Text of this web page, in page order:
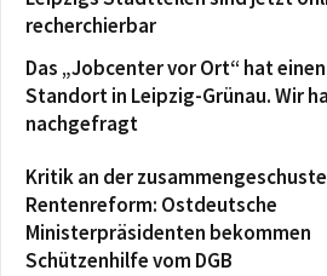
recherchierbar
Das „Jobcenter vor Ort“ hat
Standort in Leipzig-Grünau. Wir
nachgefragt
Kritik an der
Rentenreform: Ostdeutsche
Ministerpräsidenten bekommen
Schützenhilfe vom DGB